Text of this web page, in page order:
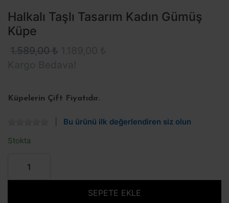
Halkalı Taşlı Tasarım Kadın Gümüş
Küpe
1.589,00 ₺
Küpelerin Çift Fiyatıdır.
Bu ürünü ilk değerlendiren siz olun
Stokta
SEPETE EKLE